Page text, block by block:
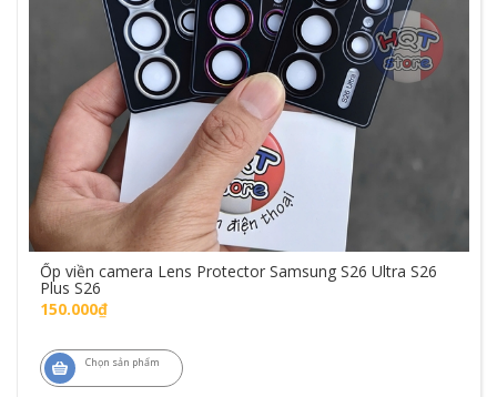
Ốp viền camera Lens Protector Samsung S26 Ultra S26
Plus S26
150.000₫
Chọn sản phẩm